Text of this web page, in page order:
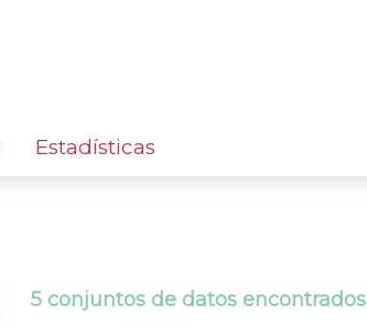
Estadísticas
5 conjuntos de datos encontrados